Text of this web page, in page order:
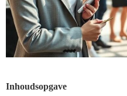
Inhoudsopgave